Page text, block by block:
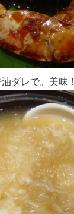
ダレで。美味！